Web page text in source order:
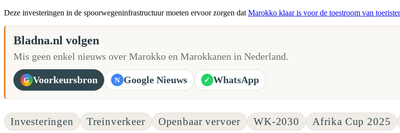
Deze investeringen in de spoorwegeninfrastructuur moeten ervoor zorgen dat Marokko klaar is voor de toestroom van
Bladna.nl volgen
Mis geen enkel nieuws over Marokko en Marokkanen in Nederland.
G Voorkeursbron N Google Nieuws ✓ WhatsApp
Investeringen Treinverkeer Openbaar vervoer WK-2030 Afrika Cup 2025